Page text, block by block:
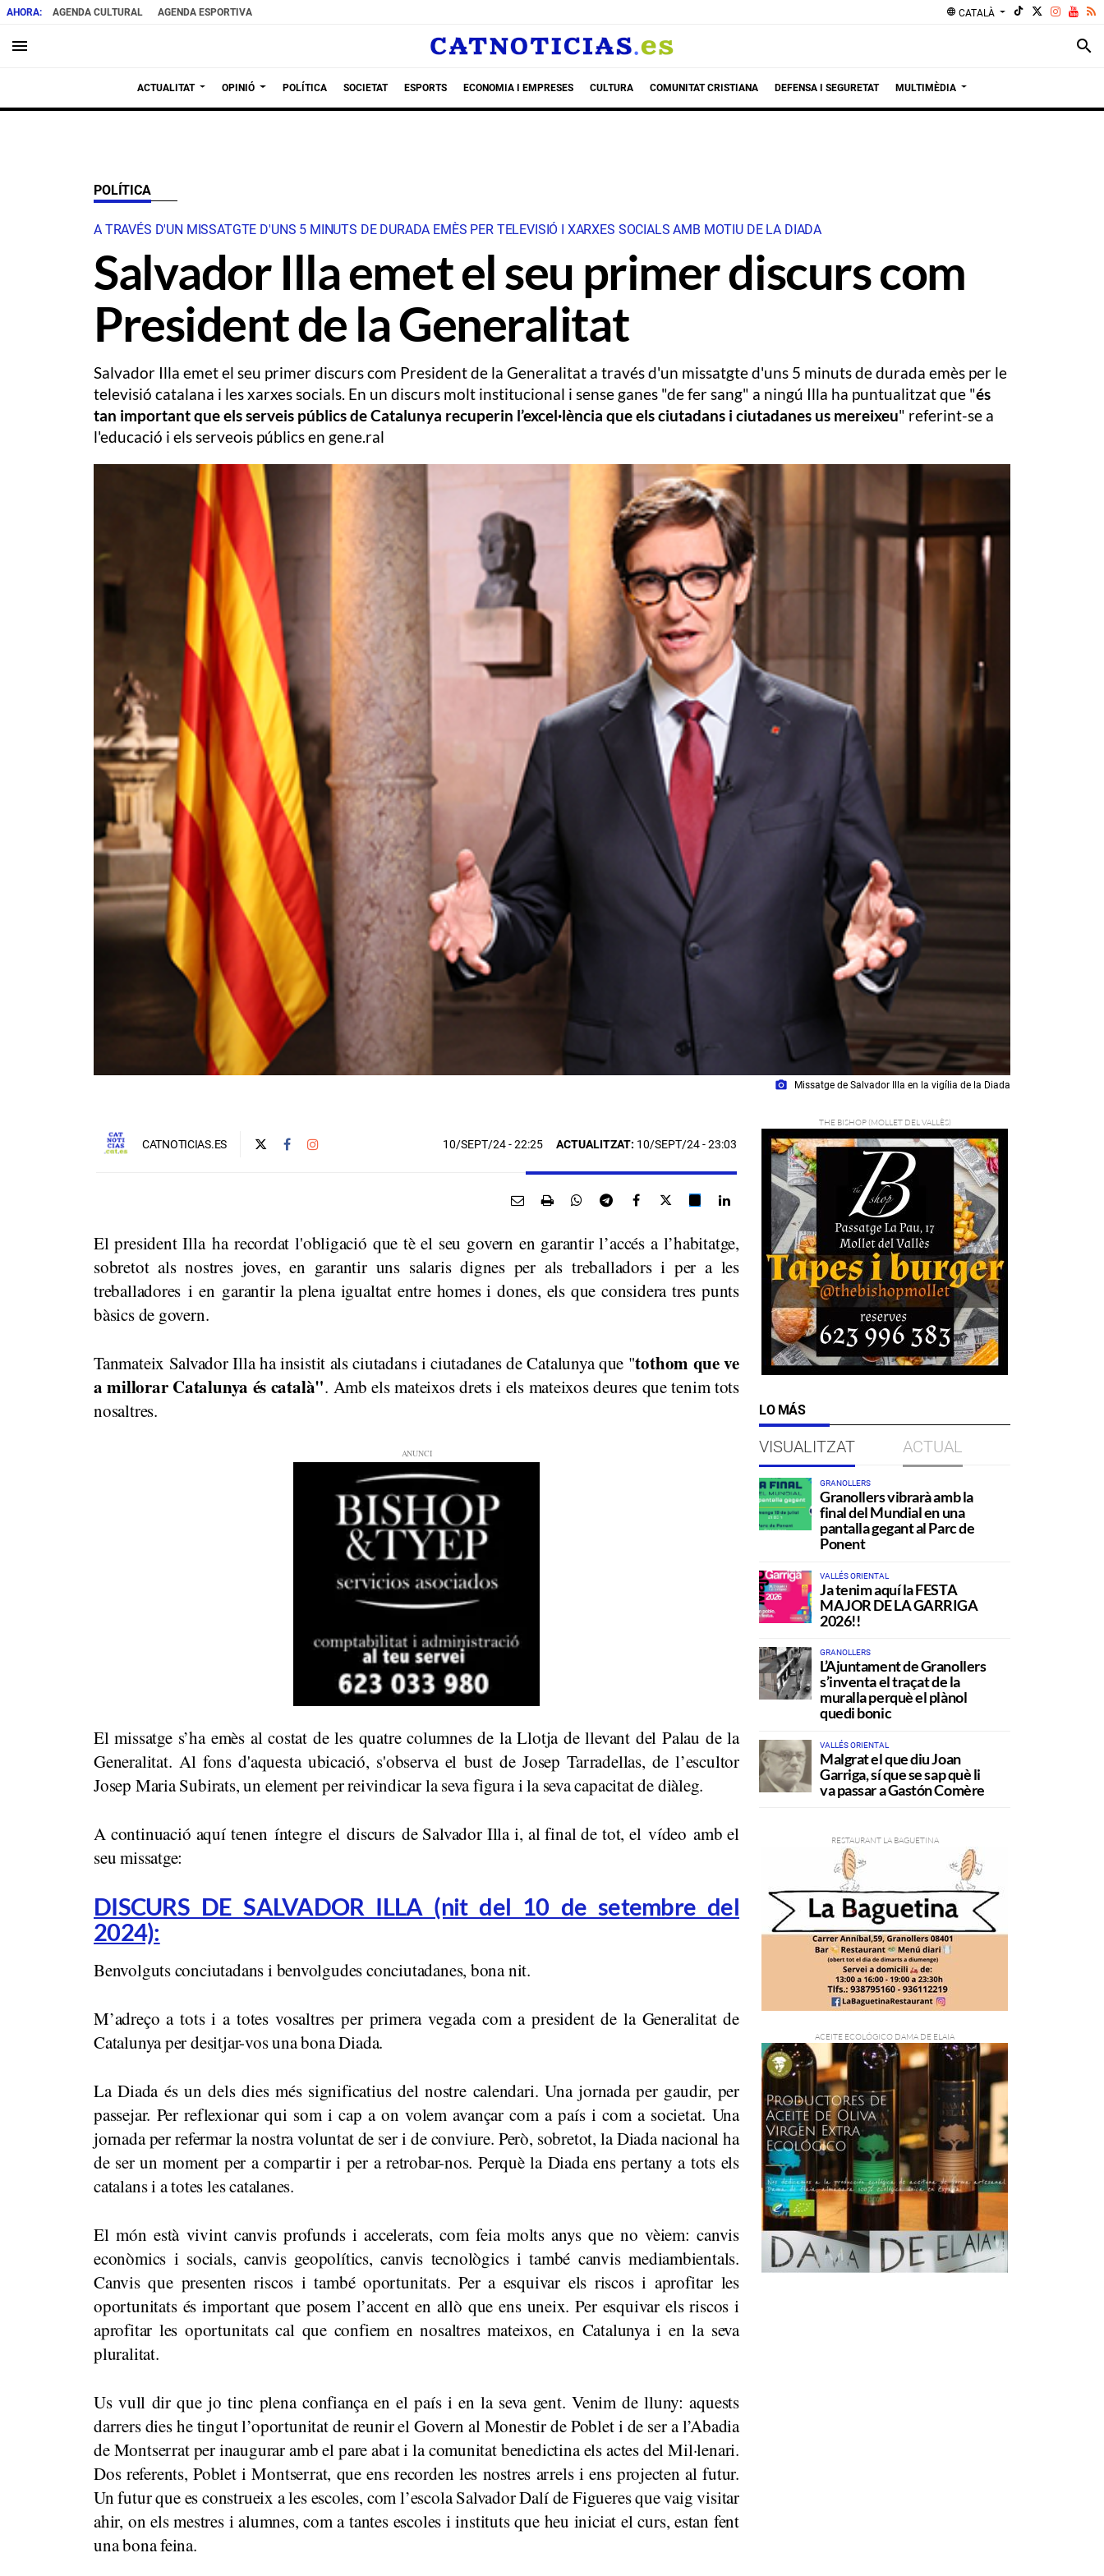
AGENDA CULTURAL AGENDA ESPORTIVA language CATALÀ
menu search
ACTUALITAT OPINIÓ POLÍTICA SOCIETAT ESPORTS ECONOMIA I EMPRESES CULTURA COMUNITAT CRISTIANA DEFENSA I SEGURETAT MULTIMÈDIA
POLÍTICA
A TRAVÉS D'UN MISSATGTE D'UNS 5 MINUTS DE DURADA EMÈS PER TELEVISIÓ I XARXES SOCIALS AMB MOTIU DE LA DIADA
Salvador Illa emet el seu primer discurs com
President de la Generalitat
Salvador Illa emet el seu primer discurs com President de la Generalitat a través d'un missatgte d'uns 5 minuts de durada emès per le
televisió catalana i les xarxes socials. En un discurs molt institucional i sense ganes "de fer sang" a ningú Illa ha puntualitzat que "és
tan important que els serveis públics de Catalunya recuperin l’excel·lència que els ciutadans i ciutadanes us mereixeu" referint-se a
l'educació i els serveois públics en gene.ral
photo_camera Missatge de Salvador Illa en la vigília de la Diada
CATNOTICIAS.ES 10/SEPT/24- 22:25 ACTUALITZAT: 10/SEPT/24 - 23:03
El president Illa ha recordat l'obligació que tè el seu govern en garantir l’accés a l’habitatge,
sobretot als nostres joves, en garantir uns salaris dignes per als treballadors i per a les
treballadores i en garantir la plena igualtat entre homes i dones, els que considera tres punts
bàsics de govern.
Tanmateix Salvador Illa ha insistit als ciutadans i ciutadanes de Catalunya que "tothom que ve
a millorar Catalunya és català". Amb els mateixos drets i els mateixos deures que tenim tots
nosaltres.
El missatge s’ha emès al costat de les quatre columnes de la Llotja de llevant del Palau de la
Generalitat. Al fons d'aquesta ubicació, s'observa el bust de Josep Tarradellas, de l’escultor
Josep Maria Subirats, un element per reivindicar la seva figura i la seva capacitat de diàleg.
A continuació aquí tenen íntegre el discurs de Salvador Illa i, al final de tot, el vídeo amb el
seu missatge:
DISCURS DE SALVADOR ILLA (nit del 10 de setembre del
2024):
Benvolguts conciutadans i benvolgudes conciutadanes, bona nit.
M’adreço a tots i a totes vosaltres per primera vegada com a president de la Generalitat de
Catalunya per desitjar-vos una bona Diada.
La Diada és un dels dies més significatius del nostre calendari. Una jornada per gaudir, per
passejar. Per reflexionar qui som i cap a on volem avançar com a país i com a societat. Una
jornada per refermar la nostra voluntat de ser i de conviure. Però, sobretot, la Diada nacional ha
de ser un moment per a compartir i per a retrobar-nos. Perquè la Diada ens pertany a tots els
catalans i a totes les catalanes.
El món està vivint canvis profunds i accelerats, com feia molts anys que no vèiem: canvis
econòmics i socials, canvis geopolítics, canvis tecnològics i també canvis mediambientals.
Canvis que presenten riscos i també oportunitats. Per a esquivar els riscos i aprofitar les
oportunitats és important que posem l’accent en allò que ens uneix. Per esquivar els riscos i
aprofitar les oportunitats cal que confiem en nosaltres mateixos, en Catalunya i en la seva
pluralitat.
Us vull dir que jo tinc plena confiança en el país i en la seva gent. Venim de lluny: aquests
darrers dies he tingut l’oportunitat de reunir el Govern al Monestir de Poblet i de ser a l’Abadia
de Montserrat per inaugurar amb el pare abat i la comunitat benedictina els actes del Mil·lenari.
Dos referents, Poblet i Montserrat, que ens recorden les nostres arrels i ens projecten al futur.
Un futur que es construeix a les escoles, com l’escola Salvador Dalí de Figueres que vaig visitar
ahir, on els mestres i alumnes, com a tantes escoles i instituts que heu iniciat el curs, estan fent
una bona feina.
LO MÁS
VISUALITZAT ACTUAL
GRANOLLERS
Granollers vibrarà amb la
final del Mundial en una
pantalla gegant al Parc de
Ponent
VALLÉS ORIENTAL
Ja tenim aquí la FESTA
MAJOR DE LA GARRIGA
2026!!
GRANOLLERS
L’Ajuntament de Granollers
s’inventa el traçat de la
muralla perquè el plànol
quedi bonic
VALLÉS ORIENTAL
Malgrat el que diu Joan
Garriga, sí que se sap què li
va passar a Gastón Comère